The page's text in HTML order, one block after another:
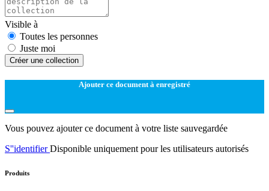
Visible à
Toutes les personnes
Juste moi
Créer une collection
Ajouter ce document à enregistré
Vous pouvez ajouter ce document à votre liste sauvegardée
S''identifierDisponible uniquement pour les utilisateurs autorisés
Produits